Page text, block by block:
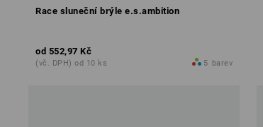
Race sluneční brýle e.s.ambition
od 552,97 Kč
(vč. DPH) od 10 ks 5 barev